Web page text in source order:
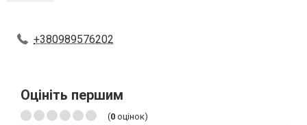
+380989576202
Оцініть першим
(0 оцінок)